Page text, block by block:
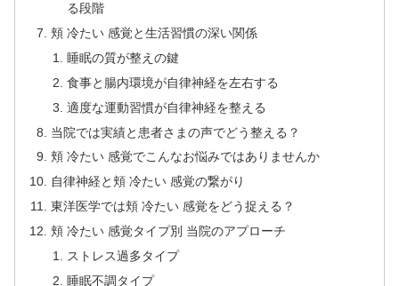
る段階
頬 冷たい 感覚と生活習慣の深い関係
睡眠の質が整えの鍵
食事と腸内環境が自律神経を左右する
適度な運動習慣が自律神経を整える
当院では実績と患者さまの声でどう整える？
頬 冷たい 感覚でこんなお悩みではありませんか
自律神経と頬 冷たい 感覚の繋がり
東洋医学では頬 冷たい 感覚をどう捉える？
頬 冷たい 感覚タイプ別 当院のアプローチ
ストレス過多タイプ
睡眠不調タイプ